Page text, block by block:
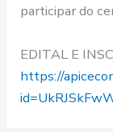
participar do
EDITAL E
https://